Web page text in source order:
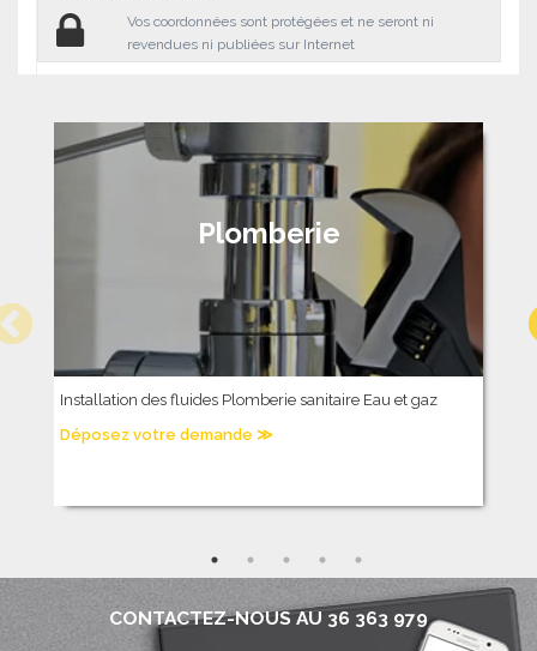
Vos coordonnées sont protégées et ne seront ni
revendues ni publiées sur Internet
Plomberie
Installation des fluides Plomberie sanitaire Eau et gaz
Déposez votre demande ≫
CONTACTEZ-NOUS AU 36 363 979